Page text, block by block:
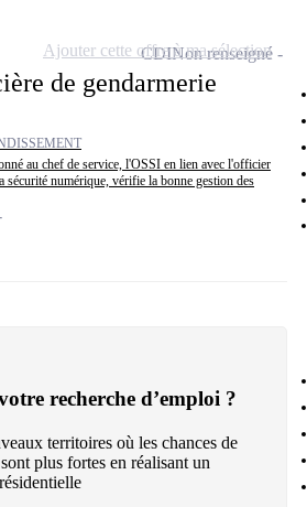
de gendarmerie
au chef de service, l'OSSI en lien avec l'officier
sécurité numérique, vérifie la bonne gestion des
CDINon renseigné
Ajouter cette offre à ma sélection
recherche d’emploi ?
territoires où les chances de
plus fortes en réalisant un